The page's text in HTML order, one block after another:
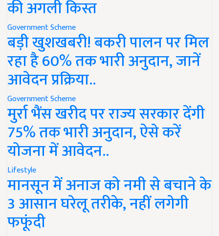
की अगली किस्त
Government Scheme
बड़ी खुशखबरी! बकरी पालन पर मिल
रहा है 60% तक भारी अनुदान, जानें
आवेदन प्रक्रिया..
Government Scheme
मुर्रा भैंस खरीद पर राज्य सरकार देंगी
75% तक भारी अनुदान, ऐसे करें
योजना में आवेदन..
Lifestyle
मानसून में अनाज को नमी से बचाने के
3 आसान घरेलू तरीके, नहीं लगेगी
फफूंदी